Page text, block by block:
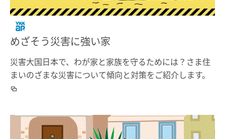
めざそう災害に強い家
災害大国日本で、わが家と家族を守るためには？さま住
まいのざまな災害について傾向と対策をご紹介します。